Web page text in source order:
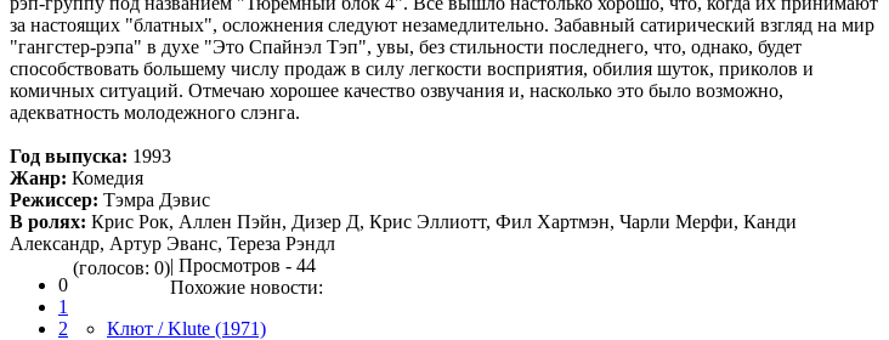
за настоящих "блатных", осложнения следуют незамедлительно. Забавный сатирический взгляд на мир
"гангстер-рэпа" в духе "Это Спайнэл Тэп", увы, без стильности последнего, что, однако, будет
способствовать большему числу продаж в силу легкости восприятия, обилия шуток, приколов и
комичных ситуаций. Отмечаю хорошее качество озвучания и, насколько это было возможно,
адекватность молодежного слэнга.
Год выпуска: 1993
Жанр: Комедия
Режиссер: Тэмра Дэвис
В ролях: Крис Рок, Аллен Пэйн, Дизер Д, Крис Эллиотт, Фил Хартмэн, Чарли Мерфи, Канди
Александр, Артур Эванс, Тереза Рэндл
0
1
2
(голосов: 0)| Просмотров - 44
Похожие новости:
Клют / Klute (1971)